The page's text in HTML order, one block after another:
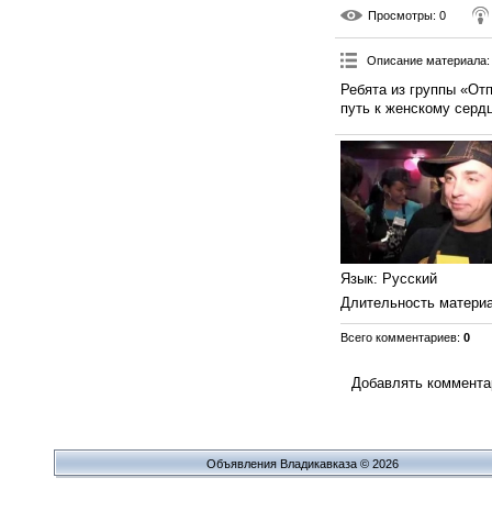
Просмотры: 0
Описание материала:
Ребята из группы
путь к женскому
Язык: Русский
Длительность
Всего комментариев: 0
Добавлять
Объявления Владикавказа © 2026